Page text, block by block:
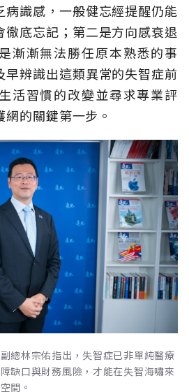
病識感，一般健忘經提醒仍能
底忘記；第二是方向感衰退
漸漸無法勝任原本熟悉的事
辨識出這類異常的失智症前
活習慣的改變並尋求專業評
的關鍵第一步。
總林宗佑指出，失智症已非單純醫療
缺口與財務風險，才能在失智海嘯來
間。